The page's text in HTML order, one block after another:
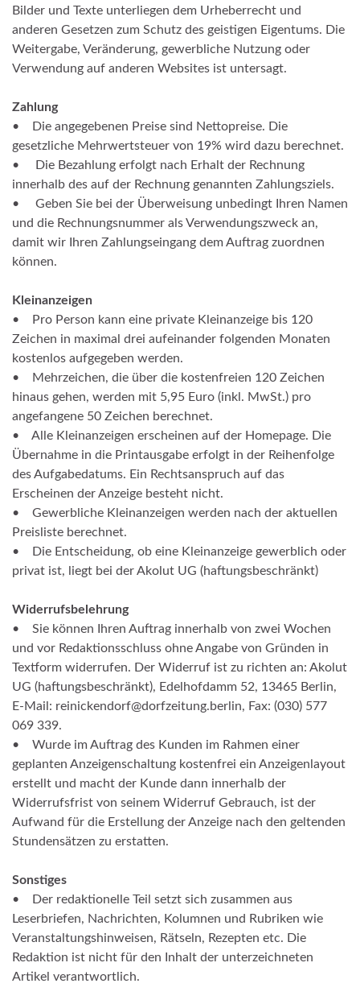
Bilder und Texte unterliegen dem Urheberrecht und
anderen Gesetzen zum Schutz des geistigen Eigentums. Die
Weitergabe, Veränderung, gewerbliche Nutzung oder
Verwendung auf anderen Websites ist untersagt.
Zahlung
• Die angegebenen Preise sind Nettopreise. Die
gesetzliche Mehrwertsteuer von 19% wird dazu berechnet.
• Die Bezahlung erfolgt nach Erhalt der Rechnung
innerhalb des auf der Rechnung genannten Zahlungsziels.
• Geben Sie bei der Überweisung unbedingt Ihren Namen
und die Rechnungsnummer als Verwendungszweck an,
damit wir Ihren Zahlungseingang dem Auftrag zuordnen
können.
Kleinanzeigen
• Pro Person kann eine private Kleinanzeige bis 120
Zeichen in maximal drei aufeinander folgenden Monaten
kostenlos aufgegeben werden.
• Mehrzeichen, die über die kostenfreien 120 Zeichen
hinaus gehen, werden mit 5,95 Euro (inkl. MwSt.) pro
angefangene 50 Zeichen berechnet.
• Alle Kleinanzeigen erscheinen auf der Homepage. Die
Übernahme in die Printausgabe erfolgt in der Reihenfolge
des Aufgabedatums. Ein Rechtsanspruch auf das
Erscheinen der Anzeige besteht nicht.
• Gewerbliche Kleinanzeigen werden nach der aktuellen
Preisliste berechnet.
• Die Entscheidung, ob eine Kleinanzeige gewerblich oder
privat ist, liegt bei der Akolut UG (haftungsbeschränkt)
Widerrufsbelehrung
• Sie können Ihren Auftrag innerhalb von zwei Wochen
und vor Redaktionsschluss ohne Angabe von Gründen in
Textform widerrufen. Der Widerruf ist zu richten an: Akolut
UG (haftungsbeschränkt), Edelhofdamm 52, 13465 Berlin,
E-Mail: reinickendorf@dorfzeitung.berlin, Fax: (030) 577
069 339.
• Wurde im Auftrag des Kunden im Rahmen einer
geplanten Anzeigenschaltung kostenfrei ein Anzeigenlayout
erstellt und macht der Kunde dann innerhalb der
Widerrufsfrist von seinem Widerruf Gebrauch, ist der
Aufwand für die Erstellung der Anzeige nach den geltenden
Stundensätzen zu erstatten.
Sonstiges
• Der redaktionelle Teil setzt sich zusammen aus
Leserbriefen, Nachrichten, Kolumnen und Rubriken wie
Veranstaltungshinweisen, Rätseln, Rezepten etc. Die
Redaktion ist nicht für den Inhalt der unterzeichneten
Artikel verantwortlich.